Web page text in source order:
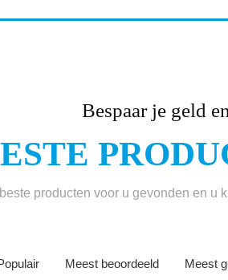
Bespaar je geld
producten voor u gevonden en u
Meest beoordeeld Meest